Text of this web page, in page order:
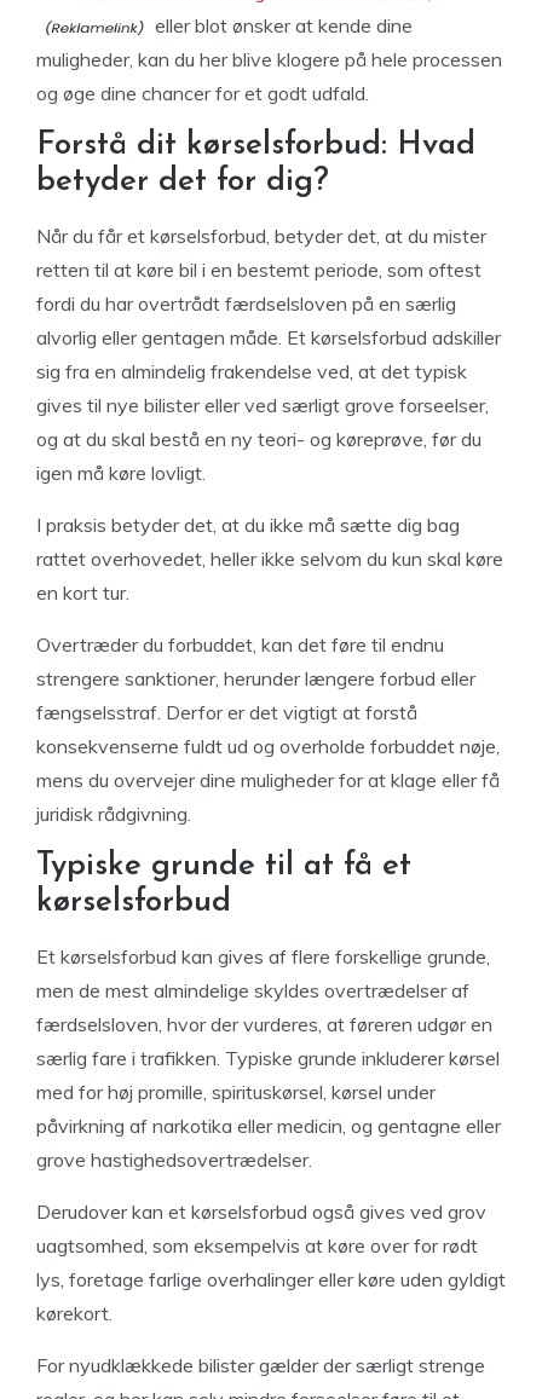
eller blot ønsker at kende dine
muligheder, kan du her blive klogere på hele processen
og øge dine chancer for et godt udfald.
Forstå dit kørselsforbud: Hvad
betyder det for dig?
Når du får et kørselsforbud, betyder det, at du mister
retten til at køre bil i en bestemt periode, som oftest
fordi du har overtrådt færdselsloven på en særlig
alvorlig eller gentagen måde. Et kørselsforbud adskiller
sig fra en almindelig frakendelse ved, at det typisk
gives til nye bilister eller ved særligt grove forseelser,
og at du skal bestå en ny teori- og køreprøve, før du
igen må køre lovligt.
I praksis betyder det, at du ikke må sætte dig bag
rattet overhovedet, heller ikke selvom du kun skal køre
en kort tur.
Overtræder du forbuddet, kan det føre til endnu
strengere sanktioner, herunder længere forbud eller
fængselsstraf. Derfor er det vigtigt at forstå
konsekvenserne fuldt ud og overholde forbuddet nøje,
mens du overvejer dine muligheder for at klage eller få
juridisk rådgivning.
Typiske grunde til at få et
kørselsforbud
Et kørselsforbud kan gives af flere forskellige grunde,
men de mest almindelige skyldes overtrædelser af
færdselsloven, hvor der vurderes, at føreren udgør en
særlig fare i trafikken. Typiske grunde inkluderer kørsel
med for høj promille, spirituskørsel, kørsel under
påvirkning af narkotika eller medicin, og gentagne eller
grove hastighedsovertrædelser.
Derudover kan et kørselsforbud også gives ved grov
uagtsomhed, som eksempelvis at køre over for rødt
lys, foretage farlige overhalinger eller køre uden gyldigt
kørekort.
For nyudklækkede bilister gælder der særligt strenge